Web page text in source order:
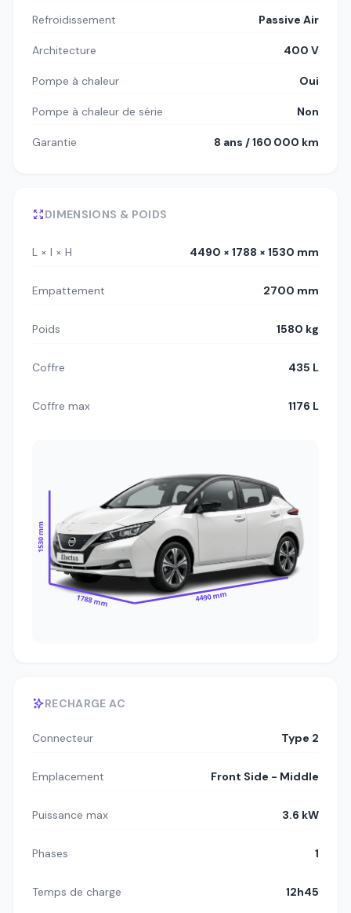
Refroidissement Passive Air
Architecture 400 V
Pompe à chaleur Oui
Pompe à chaleur de série Non
Garantie 8 ans / 160 000 km
DIMENSIONS & POIDS
L × l × H 4490 × 1788 × 1530 mm
Empattement 2700 mm
Poids 1580 kg
Coffre 435 L
Coffre max 1176 L
1530 mm
1788 mm 4490 mm
RECHARGE AC
Connecteur Type 2
Emplacement Front Side - Middle
Puissance max 3.6 kW
Phases 1
Temps de charge 12h45